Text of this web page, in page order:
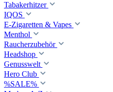
Tabakerhitzer
IQOS
E-Zigaretten & Vapes
Menthol
Raucherzubehör
Headshop
Genusswelt
Hero Club
%SALE%